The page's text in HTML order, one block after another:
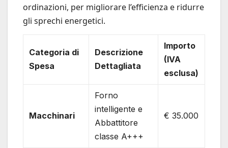
ordinazioni, per migliorare l’efficienza e ridurre
gli sprechi energetici.
Categoria di
Spesa
Descrizione
Dettagliata
Importo
(IVA
esclusa)
Macchinari
Forno
intelligente e
Abbattitore
classe A+++
€ 35.000